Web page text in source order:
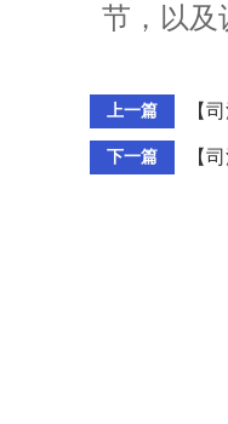
节，以及
上一篇 【
下一篇 【